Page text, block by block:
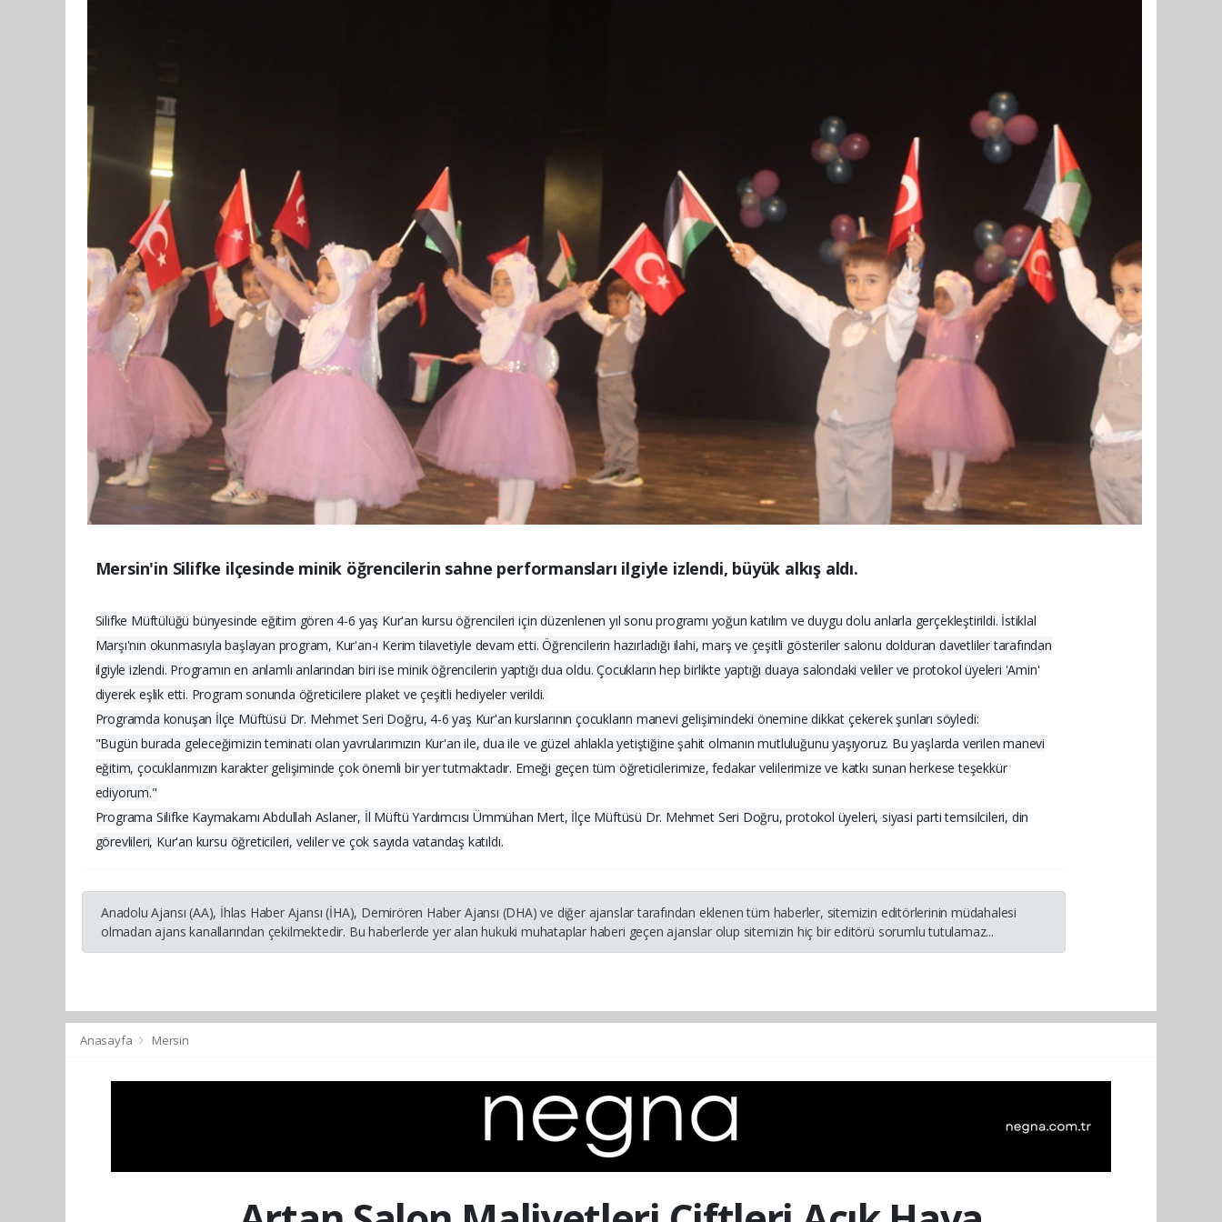
Mersin'in Silifke ilçesinde minik öğrencilerin sahne performansları ilgiyle izlendi, büyük alkış aldı.
Silifke Müftülüğü bünyesinde eğitim gören 4-6 yaş Kur'an kursu öğrencileri için düzenlenen yıl sonu programı yoğun katılım ve duygu dolu anlarla gerçekleştirildi. İstiklal
Marşı'nın okunmasıyla başlayan program, Kur'an-ı Kerim tilavetiyle devam etti. Öğrencilerin hazırladığı ilahi, marş ve çeşitli gösteriler salonu dolduran davetliler tarafından
ilgiyle izlendi. Programın en anlamlı anlarından biri ise minik öğrencilerin yaptığı dua oldu. Çocukların hep birlikte yaptığı duaya salondaki veliler ve protokol üyeleri 'Amin'
diyerek eşlik etti. Program sonunda öğreticilere plaket ve çeşitli hediyeler verildi.
Programda konuşan İlçe Müftüsü Dr. Mehmet Seri Doğru, 4-6 yaş Kur'an kurslarının çocukların manevi gelişimindeki önemine dikkat çekerek şunları söyledi:
"Bugün burada geleceğimizin teminatı olan yavrularımızın Kur'an ile, dua ile ve güzel ahlakla yetiştiğine şahit olmanın mutluluğunu yaşıyoruz. Bu yaşlarda verilen manevi
eğitim, çocuklarımızın karakter gelişiminde çok önemli bir yer tutmaktadır. Emeği geçen tüm öğreticilerimize, fedakar velilerimize ve katkı sunan herkese teşekkür
ediyorum."
Programa Silifke Kaymakamı Abdullah Aslaner, İl Müftü Yardımcısı Ümmühan Mert, İlçe Müftüsü Dr. Mehmet Seri Doğru, protokol üyeleri, siyasi parti temsilcileri, din
görevlileri, Kur'an kursu öğreticileri, veliler ve çok sayıda vatandaş katıldı.
Anadolu Ajansı (AA), İhlas Haber Ajansı (İHA), Demirören Haber Ajansı (DHA) ve diğer ajanslar tarafından eklenen tüm haberler, sitemizin editörlerinin müdahalesi
olmadan ajans kanallarından çekilmektedir. Bu haberlerde yer alan hukuki muhataplar haberi geçen ajanslar olup sitemizin hiç bir editörü sorumlu tutulamaz...
Anasayfa Mersin